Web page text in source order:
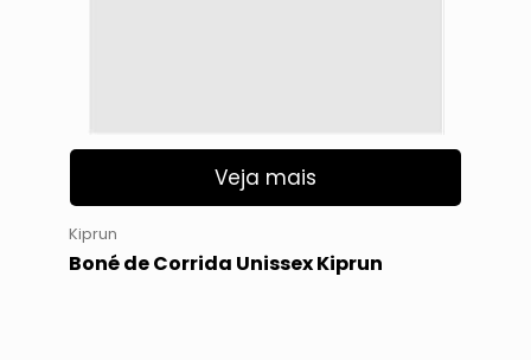
Veja mais
Kiprun
Boné de Corrida Unissex Kiprun